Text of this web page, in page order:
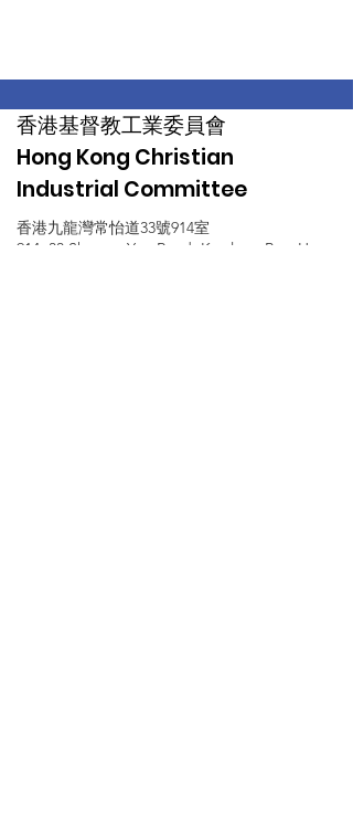
香港基督教工業委員會
Hong Kong Christian
Industrial Committee
香港九龍灣常怡道33號914室
914, 33 Sheung Yee Road, Kowloon Bay, Hong